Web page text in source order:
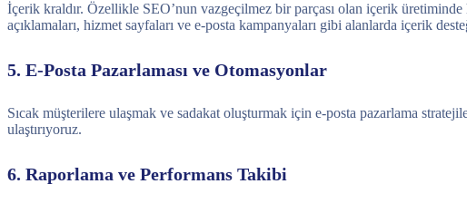
İçerik kraldır. Özellikle SEO’nun vazgeçilmez bir parçası olan içerik
açıklamaları, hizmet sayfaları ve e-posta kampanyaları gibi alanlarda içerik
5. E-Posta Pazarlaması ve Otomasyonlar
Sıcak müşterilere ulaşmak ve sadakat oluşturmak için e-posta pazarlama
ulaştırıyoruz.
6. Raporlama ve Performans Takibi